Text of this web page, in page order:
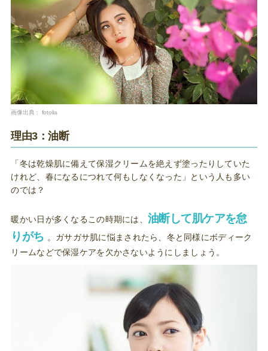
画像出典： fotolia
理由3：油断
「冬は乾燥肌に備えて保湿クリームを絶えず塗ったりしていた
けれど、春になるにつれて何もしなくなった」という人も多い
のでは？
暖かい日が多くなるこの時期には、 油断して肌ケアを怠
りがち 。ガサガサ肌に悩まされたら、冬と同様にボディーク
リームなどで保湿ケアを欠かさないようにしましょう。